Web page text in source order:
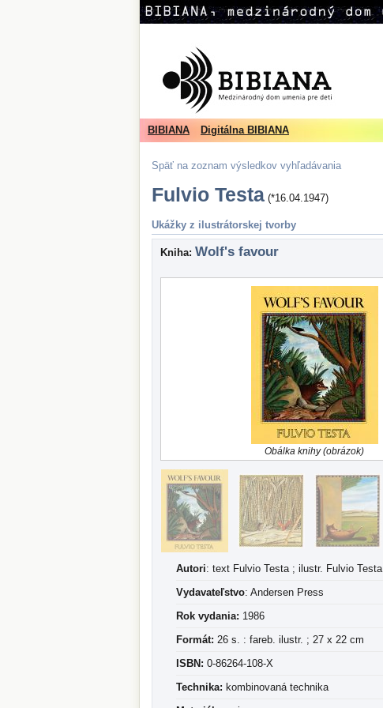
BIBIANA Digitálna BIBIANA
Späť na zoznam výsledkov vyhľadávania
Fulvio Testa (*16.04.1947)
Ukážky z ilustrátorskej tvorby
Kniha: Wolf's favour
Obálka knihy (obrázok)
Autori: text Fulvio Testa ; ilustr. Fulvio Testa
Vydavateľstvo: Andersen Press
Rok vydania: 1986
Formát: 26 s. : fareb. ilustr. ; 27 x 22 cm
ISBN: 0-86264-108-X
Technika: kombinovaná technika